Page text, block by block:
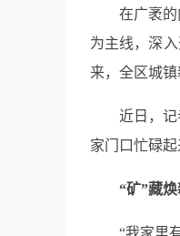
在广袤
为主线，深
来，全区城镇
近日，
家门口忙碌起
“矿”藏
“我家里